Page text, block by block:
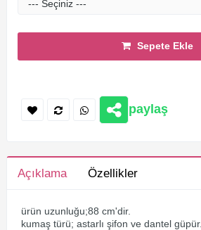
Sepete Ekle
paylaş
Açıklama Özellikler
ürün uzunluğu;88 cm'dir.
kumaş türü; astarlı şifon ve dantel güpür.